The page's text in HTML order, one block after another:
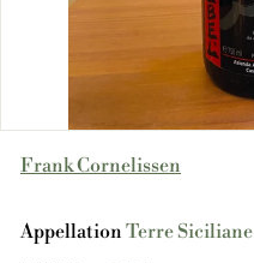
Frank Cornelissen
AppellationTerre Siciliane